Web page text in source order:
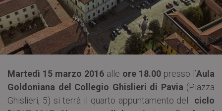
Martedì 15 marzo 2016 alle ore 18.00 presso l’Aula
Goldoniana del Collegio Ghislieri di Pavia (Piazza
Ghislieri, 5) si terrà il quarto appuntamento del
ciclo